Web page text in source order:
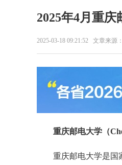
2025年4月重
2025-03-18 09:21:52 文章来源：
重庆邮电大学（
重庆邮电大学是国